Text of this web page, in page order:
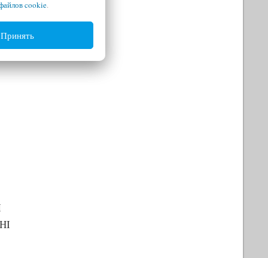
cookie.
Принять